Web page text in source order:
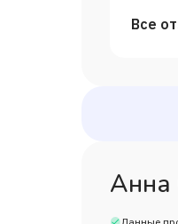
Все
Анна